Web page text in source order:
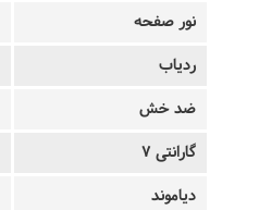
نور صفحه
ردیاب
ضد خش
گارانتی 7
دیاموند